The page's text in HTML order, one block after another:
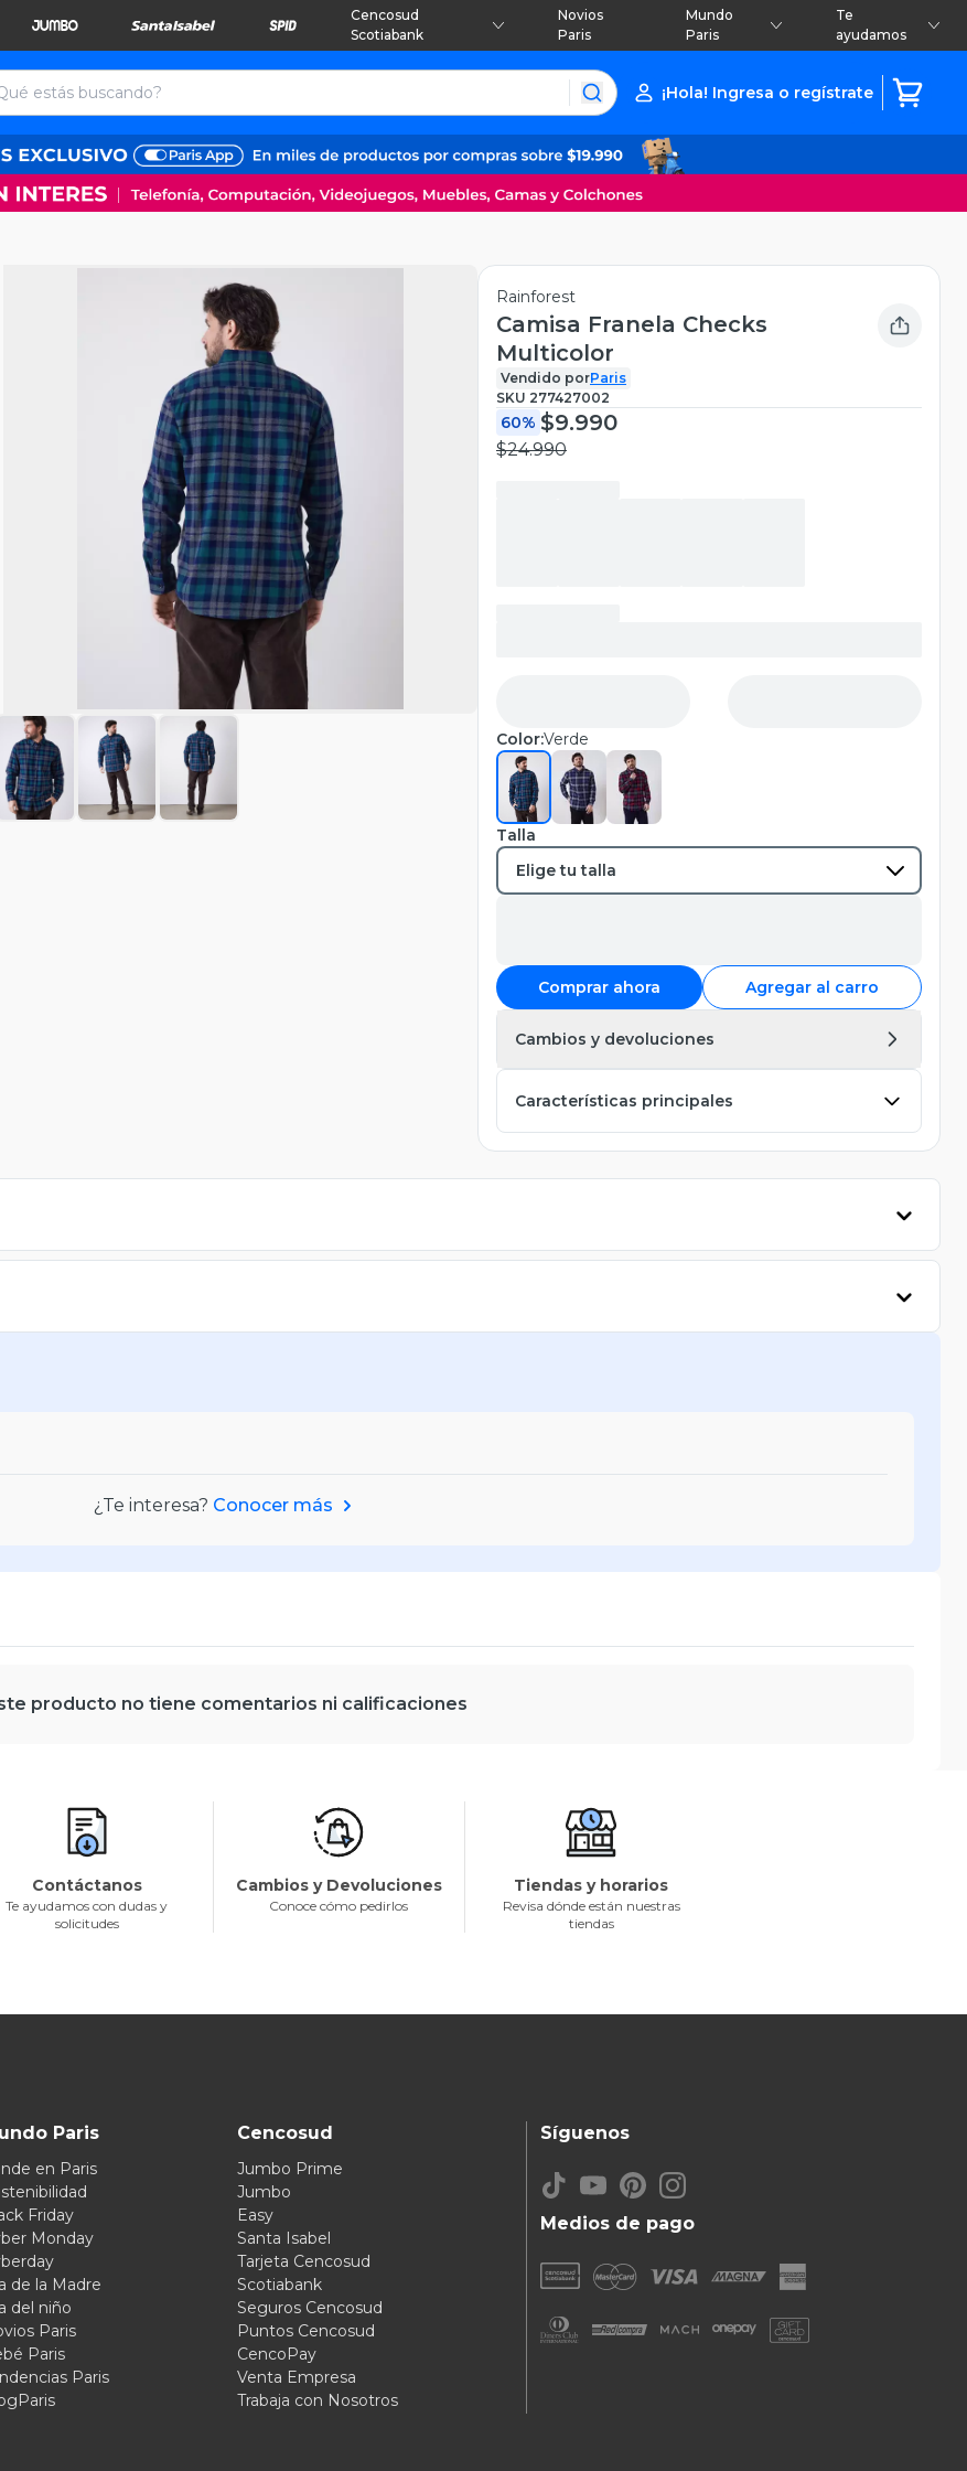
Cencosud
Scotiabank
Novios
Paris
Mundo
Paris
Te
ayudamos
¡Hola! Ingresa o regístrate
Rainforest
Camisa Franela Checks
Multicolor
Vendido porParis
SKU 277427002
60% $9.990
$24.990
Color:Verde
Talla
Comprar ahora Agregar al carro
Cambios y devoluciones
Características principales
¿Te interesa? Conocer más
producto no tiene comentarios ni calificaciones
Contáctanos
Te ayudamos con dudas y
solicitudes
Cambios y Devoluciones
Conoce cómo pedirlos
Tiendas y horarios
Revisa dónde están nuestras
tiendas
Paris
en Paris
Friday
Monday
de la Madre
del niño
Paris
Paris
Paris
Cencosud
Jumbo Prime
Jumbo
Easy
Santa Isabel
Tarjeta Cencosud
Scotiabank
Seguros Cencosud
Puntos Cencosud
CencoPay
Venta Empresa
Trabaja con Nosotros
Medios de pago
Síguenos